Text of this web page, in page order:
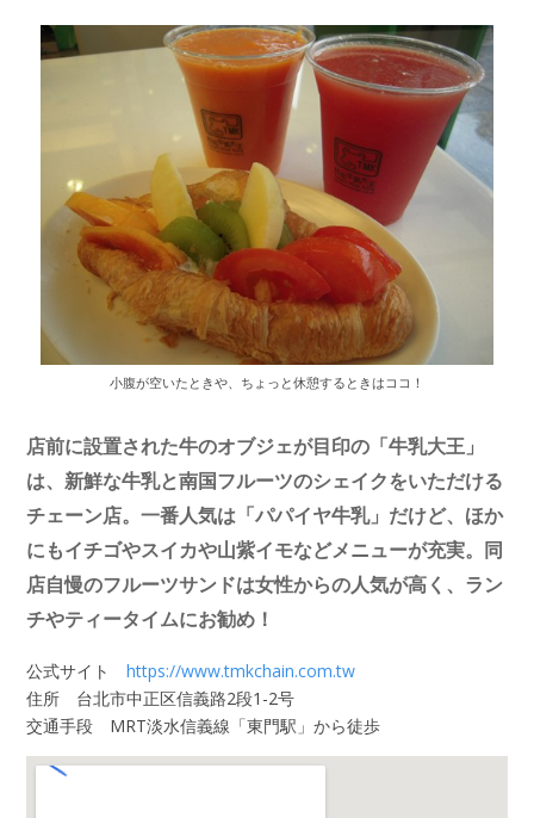
小腹が空いたときや、ちょっと休憩するときはココ！
店前に設置された牛のオブジェが目印の「牛乳大王」
は、新鮮な牛乳と南国フルーツのシェイクをいただける
チェーン店。一番人気は「パパイヤ牛乳」だけど、ほか
にもイチゴやスイカや山紫イモなどメニューが充実。同
店自慢のフルーツサンドは女性からの人気が高く、ラン
チやティータイムにお勧め！
公式サイト https://www.tmkchain.com.tw
住所 台北市中正区信義路2段1-2号
交通手段 MRT淡水信義線「東門駅」から徒歩